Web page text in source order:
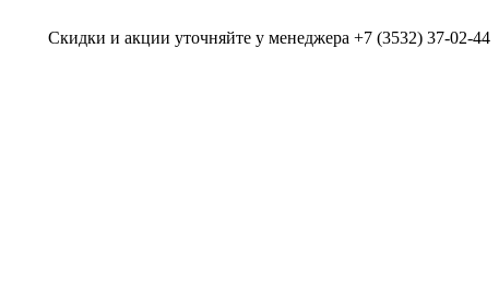
Скидки и акции уточняйте у менеджера +7 (3532) 37-02-44